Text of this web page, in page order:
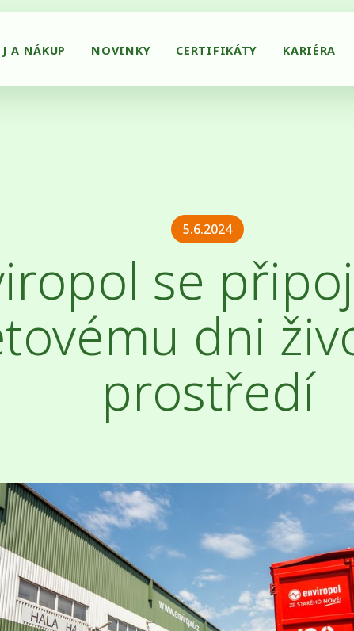
A NÁKUP NOVINKY CERTIFIKÁTY KARIÉRA
5.6.2024
se
dni
prostředí